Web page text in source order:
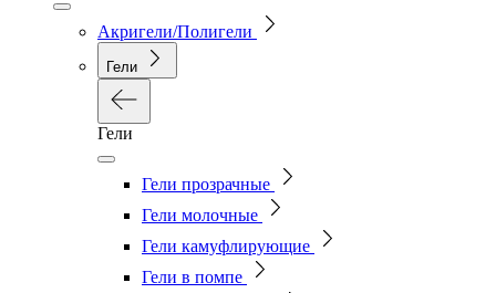
Акригели/Полигели
Гели
Гели
Гели прозрачные
Гели молочные
Гели камуфлирующие
Гели в помпе